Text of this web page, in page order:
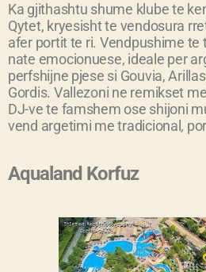
Ka gjithashtu shume klube te
Qytet, kryesisht te vendosura
afer portit te ri. Vendpushime te
nate emocionuese, ideale per
perfshijne pjese si Gouvia,
Gordis. Vallezoni ne remikset
DJ-ve te famshem ose shijoni
vend argetimi me tradicional,
Aqualand Korfuz